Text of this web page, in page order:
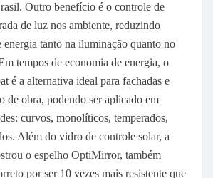
Outro benefício é o controle de
de luz nos ambiente, reduzindo
energia tanto na iluminação quanto no
tempos de economia de energia, o
é a alternativa ideal para fachadas e
de obra, podendo ser aplicado em
curvos, monolíticos, temperados,
Além do vidro de controle solar, a
o espelho OptiMirror, também
por ser 10 vezes mais resistente que